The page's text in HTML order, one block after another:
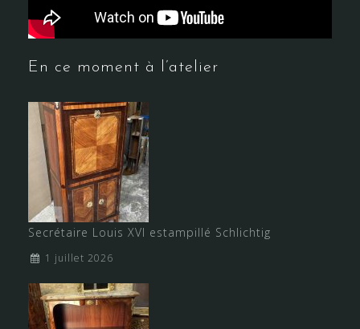
En ce moment à l’atelier
Secrétaire Louis XVI estampillé Schlichtig
1 juillet 2026